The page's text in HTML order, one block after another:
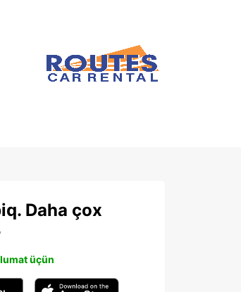
Daha çox
üçün